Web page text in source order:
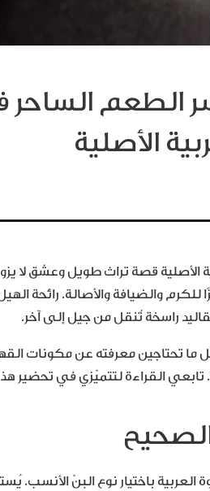
الطعم الساحر
الأصلية
قصة تراث طويل وعشق لا
للكرم والضيافة والأصالة. رائحة
راسخة تُنقل من جيل إلى آخر.
تحتاجين معرفته عن مكونات القهوة
تابعي القراءة لتتميّزي في تحضير
العربية باختيار نوع البنّ